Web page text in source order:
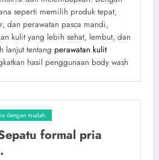
seperti memilih produk tepat,
dan perawatan pasca mandi,
kulit yang lebih sehat, lembut, dan
lanjut tentang perawatan kulit
hasil penggunaan body wash
dengan mudah.
formal pria